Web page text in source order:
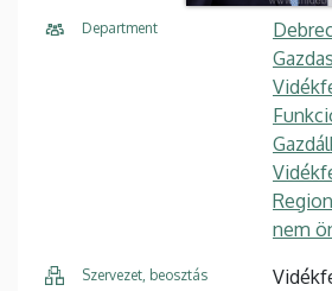
Department
nem
Szervezet, beosztás